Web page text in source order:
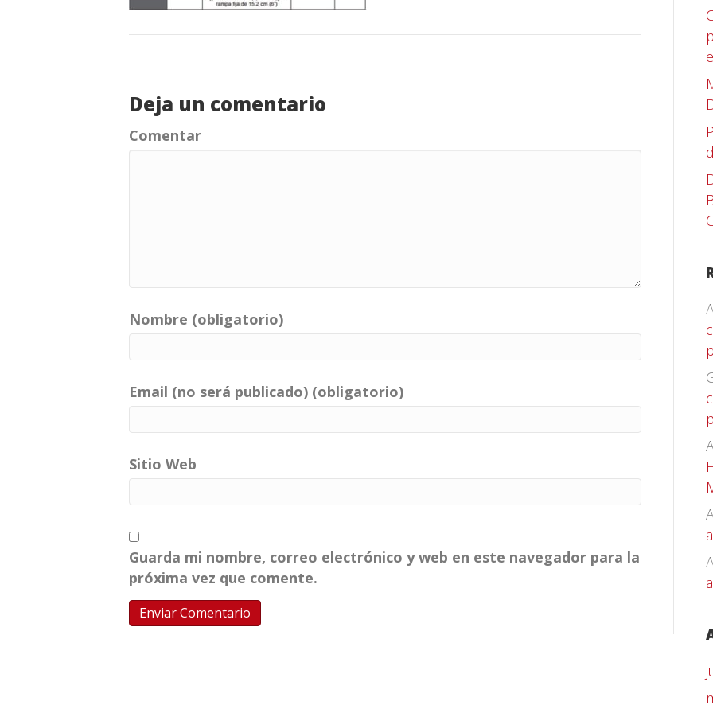
Deja un comentario
Comentar
Nombre (obligatorio)
Email (no será publicado) (obligatorio)
Sitio Web
Guarda mi nombre, correo electrónico y web en este navegador para la
próxima vez que comente.